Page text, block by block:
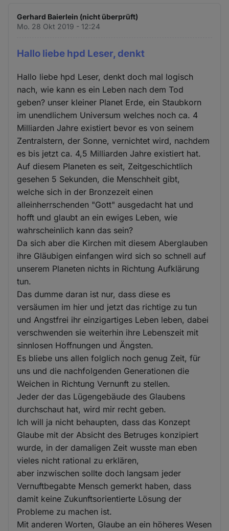
Gerhard Baierlein (nicht überprüft)
Mo. 28 Okt 2019 - 12:24
Hallo liebe hpd Leser, denkt
Hallo liebe hpd Leser, denkt doch mal logisch
nach, wie kann es ein Leben nach dem Tod
geben? unser kleiner Planet Erde, ein Staubkorn
im unendlichem Universum welches noch ca. 4
Milliarden Jahre existiert bevor es von seinem
Zentralstern, der Sonne, vernichtet wird, nachdem
es bis jetzt ca. 4,5 Milliarden Jahre existiert hat.
Auf diesem Planeten es seit, Zeitgeschichtlich
gesehen 5 Sekunden, die Menschheit gibt,
welche sich in der Bronzezeit einen
alleinherrschenden "Gott" ausgedacht hat und
hofft und glaubt an ein ewiges Leben, wie
wahrscheinlich kann das sein?
Da sich aber die Kirchen mit diesem Aberglauben
ihre Gläubigen einfangen wird sich so schnell auf
unserem Planeten nichts in Richtung Aufklärung
tun.
Das dumme daran ist nur, dass diese es
versäumen im hier und jetzt das richtige zu tun
und Angstfrei ihr einzigartiges Leben leben, dabei
verschwenden sie weiterhin ihre Lebenszeit mit
sinnlosen Hoffnungen und Ängsten.
Es bliebe uns allen folglich noch genug Zeit, für
uns und die nachfolgenden Generationen die
Weichen in Richtung Vernunft zu stellen.
Jeder der das Lügengebäude des Glaubens
durchschaut hat, wird mir recht geben.
Ich will ja nicht behaupten, dass das Konzept
Glaube mit der Absicht des Betruges konzipiert
wurde, in der damaligen Zeit wusste man eben
vieles nicht rational zu erklären,
aber inzwischen sollte doch langsam jeder
Vernuftbegabte Mensch gemerkt haben, dass
damit keine Zukunftsorientierte Lösung der
Probleme zu machen ist.
Mit anderen Worten, Glaube an ein höheres Wesen